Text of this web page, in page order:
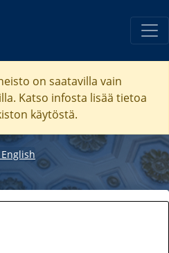
on saatavilla vain
Katso infosta lisää tietoa
käytöstä.